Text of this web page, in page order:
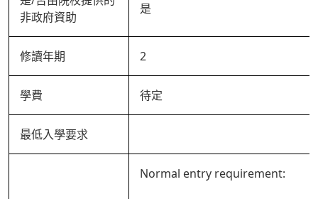
非政府資助
是
修讀年期 2
學費 待定
最低入學要求
Normal entry requirement: